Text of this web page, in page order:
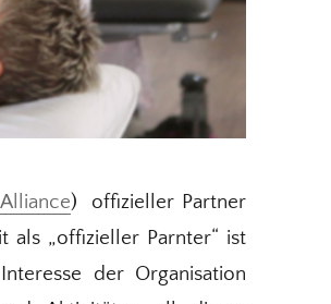
) offizieller Partner
als „offizieller Parnter“ ist
der Organisation